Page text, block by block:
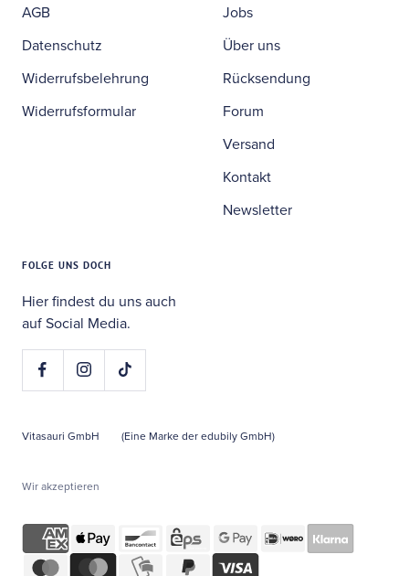
AGB
Datenschutz
Widerrufsbelehrung
Widerrufsformular
Jobs
Über uns
Rücksendung
Forum
Versand
Kontakt
Newsletter
FOLGE UNS DOCH
Hier findest du uns auch
auf Social Media.
Vitasauri GmbH (Eine Marke der edubily GmbH)
Wir akzeptieren